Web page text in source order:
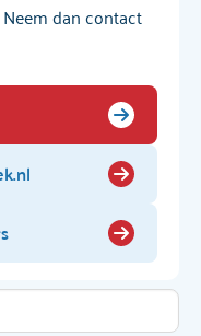
dan contact